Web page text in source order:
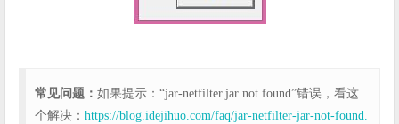
常见问题： 如果提示：“jar-netfilter.jar not found”错误，看这
个解决： https://blog.idejihuo.com/faq/jar-netfilter-jar-not-found.